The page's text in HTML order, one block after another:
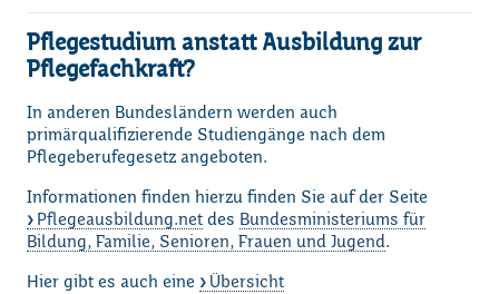
Pflegestudium anstatt Ausbildung zur
Pflegefachkraft?
In anderen Bundesländern werden auch
primärqualifizierende Studiengänge nach dem
Pflegeberufegesetz angeboten.
Informationen finden hierzu finden Sie auf der Seite
Pflegeausbildung.net des Bundesministeriums für
Bildung, Familie, Senioren, Frauen und Jugend.
Hier gibt es auch eine
Übersicht